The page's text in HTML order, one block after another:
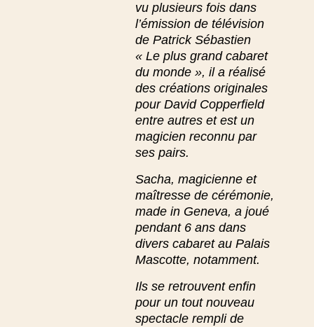
vu plusieurs fois dans
l’émission de télévision
de Patrick Sébastien
« Le plus grand cabaret
du monde », il a réalisé
des créations originales
pour David Copperfield
entre autres et est un
magicien reconnu par
ses pairs.
Sacha, magicienne et
maîtresse de cérémonie,
made in Geneva, a joué
pendant 6 ans dans
divers cabaret au Palais
Mascotte, notamment.
Ils se retrouvent enfin
pour un tout nouveau
spectacle rempli de